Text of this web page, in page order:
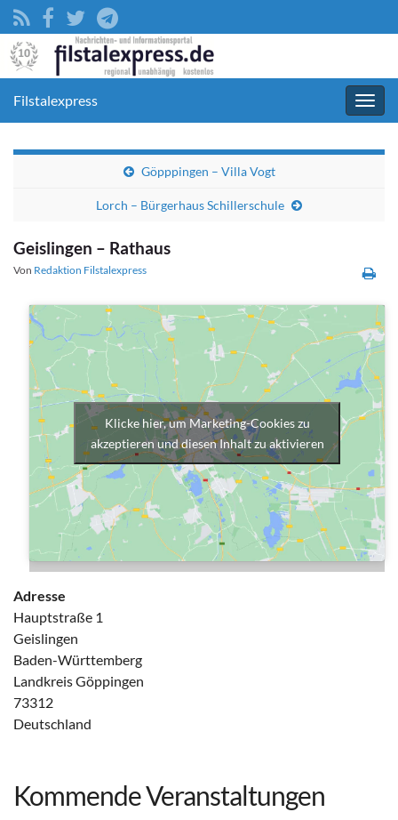
Filstalexpress
Göpppingen – Villa Vogt
Lorch – Bürgerhaus Schillerschule
Geislingen – Rathaus
Von Redaktion Filstalexpress
Klicke hier, um Marketing-Cookies zu
akzeptieren und diesen Inhalt zu aktivieren
Adresse
Hauptstraße 1
Geislingen
Baden-Württemberg
Landkreis Göppingen
73312
Deutschland
Kommende Veranstaltungen